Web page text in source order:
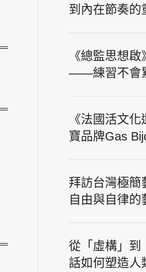
到內在節奏的
《總監思想
——練習不會
《法國活文
寶品牌Gas
拜訪台灣極簡
自由與自律的
從「虛構」
話如何塑造人